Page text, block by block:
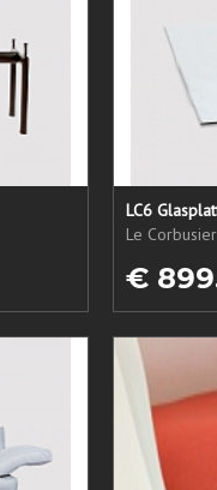
LC6
Le Corbusier
€